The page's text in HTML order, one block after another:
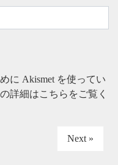
に Akismet を使ってい
詳細はこちらをご覧く
Next »